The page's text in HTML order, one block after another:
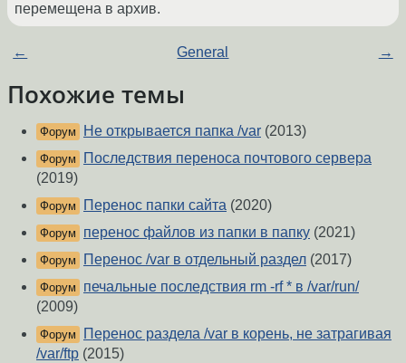
перемещена в архив.
← General →
Похожие темы
Форум Не открывается папка /var (2013)
Форум
Последствия переноса почтового сервера
(2019)
Форум Перенос папки сайта (2020)
Форум перенос файлов из папки в папку (2021)
Форум Перенос /var в отдельный раздел (2017)
Форум
печальные последствия rm -rf * в /var/run/
(2009)
Форум
Перенос раздела /var в корень, не затрагивая
/var/ftp (2015)